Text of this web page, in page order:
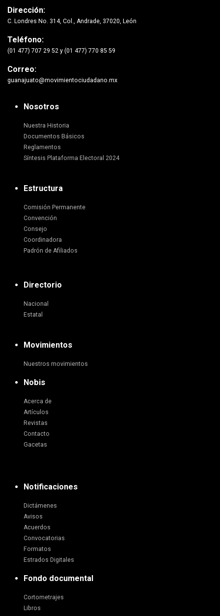
Dirección:
C. Londres No. 314, Col., Andrade, 37020, León
Teléfono:
(01 477) 707 29 52 y (01 477) 770 85 59
Correo:
guanajuato@movimientociudadano.mx
Nosotros
Nuestra Historia
Documentos Básicos
Reglamentos
Síntesis Plataforma Electoral 2024
Estructura
Comisión Permanente
Convención
Consejo
Coordinadora
Padrón de Afiliados
Directorio
Nacional
Estatal
Movimientos
Nuestros movimientos
Nobis
Acerca de
Artículos
Revistas
Contacto
Gacetas
Notificaciones
Dictámenes
Avisos
Acuerdos
Convocatorias
Formatos
Estrados Digitales
Fondo documental
Cortometrajes
Libros